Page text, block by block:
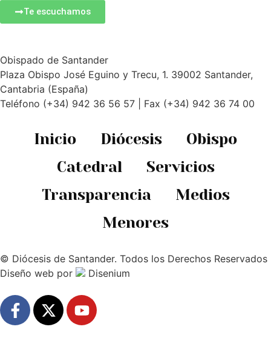
Te escuchamos
Obispado de Santander
Plaza Obispo José Eguino y Trecu, 1. 39002 Santander,
Cantabria (España)
Teléfono (+34) 942 36 56 57 | Fax (+34) 942 36 74 00
Inicio Diócesis
Obispo
Catedral
Servicios
Transparencia
Medios
Menores
© Diócesis de Santander. Todos los Derechos Reservados
Diseño web por Disenium